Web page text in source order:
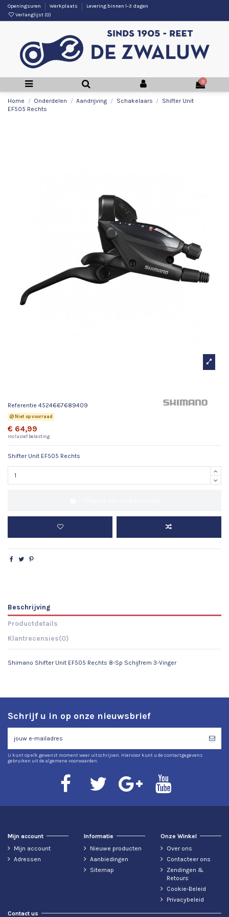
Openingsuren Werkplaats
Levering binnen 1-3 dagen
Verlanglijst (0)
0
Home Onderdelen Aandrijving Schakelaars
Shifter Unit
EF505 Rechts
Referentie 4524667689409
Niet op voorraad
€ 64,99
Inclusief belasting
Shifter Unit EF505 Rechts
Beschrijving
Productdetails
Klantrecensies(0)
Shimano Shifter Unit EF505 Rechts 8-Sp Schijfrem 3-Vinger
Schrijf u in op onze nieuwsbrief
U kunt op elk gewenst moment weer uitschrijven. Hiervoor kunt u de contactgegevens
gebruiken uit de algemene voorwaarden.
Mijn account
Mijn account
Adressen
Informatie
Nieuwe producten
Aanbiedingen
Sitemap
Onze Winkel
Over ons
Contacteer ons
Zendingen &
Retours
Cookie-Beleid
Privacybeleid
Contact us